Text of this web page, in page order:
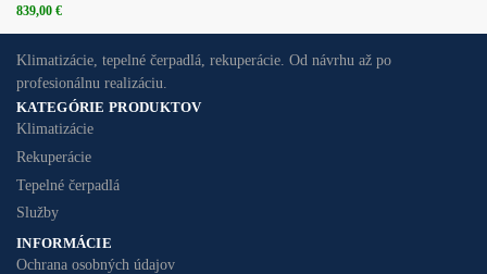
839,00 €
Klimatizácie, tepelné čerpadlá, rekuperácie. Od návrhu až po
profesionálnu realizáciu.
KATEGÓRIE PRODUKTOV
Klimatizácie
Rekuperácie
Tepelné čerpadlá
Služby
INFORMÁCIE
Ochrana osobných údajov